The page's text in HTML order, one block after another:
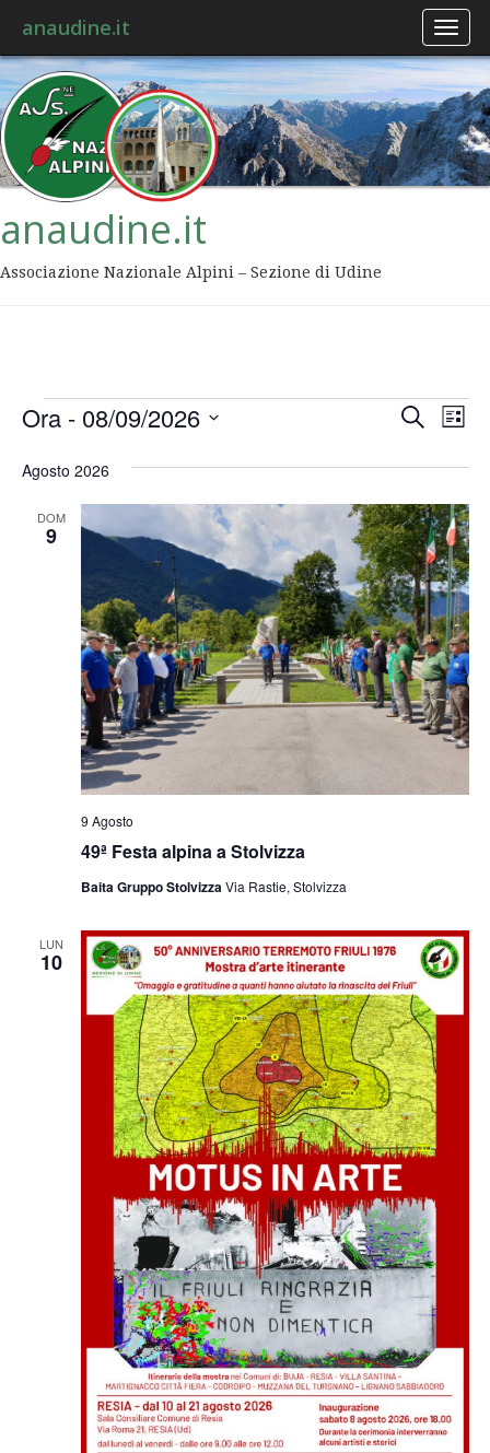
anaudine.it
anaudine.it
Associazione Nazionale Alpini – Sezione di Udine
viste
Cerca
Lista
Ora - 08/09/2026
la
Agosto 2026
DOM
9
49ª Festa alpina a Stolvizza
9 Agosto
Baita Gruppo StolvizzaVia Rastie, Stolvizza
LUN
10